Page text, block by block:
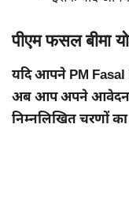
पीएम फसल बीमा
यदि आपने PM
अब आप अपने आवेदन
निम्नलिखित चरणों का